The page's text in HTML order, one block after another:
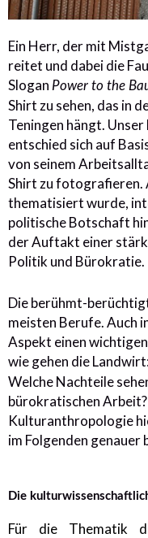
Ein Herr, der mit
reitet und dabei die
Slogan Power to the
Shirt zu sehen, das in
Teningen hängt.
entschied sich auf
von seinem
Shirt zu fotografieren.
thematisiert wurde,
politische Botschaft
der Auftakt einer
Politik und Bürokratie.
Die berühmt-
meisten Berufe. Auch
Aspekt einen
wie gehen die
Welche Nachteile
bürokratischen Arbeit?
Kulturanthropologie
im Folgenden
Die
Für die Thematik